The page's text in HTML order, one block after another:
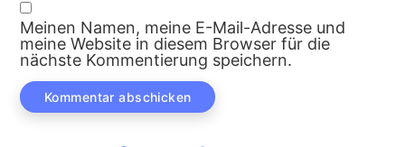
Meinen Namen, meine E-Mail-Adresse und
meine Website in diesem Browser für die
nächste Kommentierung speichern.